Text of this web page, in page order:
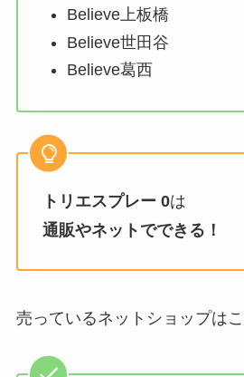
Believe上板橋
Believe世田谷
Believe葛西
トリエスプレー 0は
通販やネットでできる！
売っているネットショップはこ